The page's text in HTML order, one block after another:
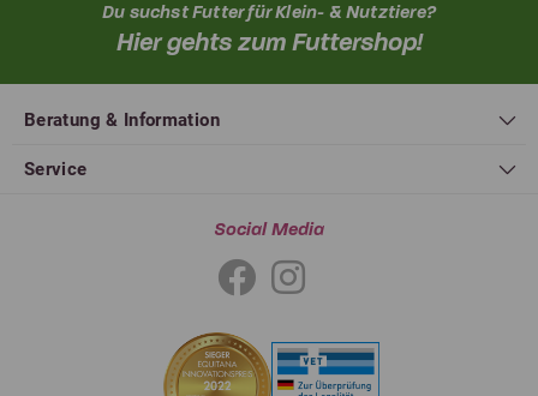
Du suchst Futter für Klein- & Nutztiere?
Hier gehts zum Futtershop!
Beratung & Information
Service
Social Media